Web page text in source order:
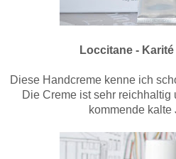
Loccitane -
Diese Handcreme kenne ich
Die Creme ist sehr reichhaltig
kommende kalte